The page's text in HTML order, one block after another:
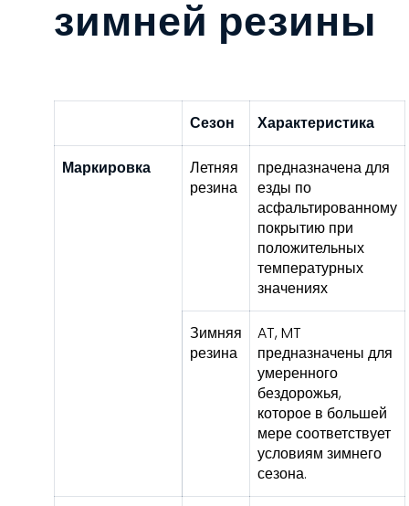
зимней резины
Сезон Характеристика
Маркировка
Летняя
резина
предназначена для
езды по
асфальтированному
покрытию при
положительных
температурных
значениях
Зимняя
резина
AT, MT
предназначены для
умеренного
бездорожья,
которое в большей
мере соответствует
условиям зимнего
сезона.